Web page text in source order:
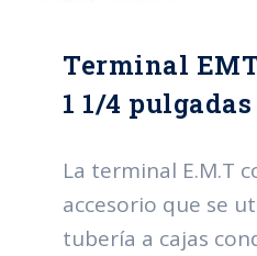
Terminal
1 1/4 pulgadas
La terminal E.M.T
accesorio que se
tubería a cajas